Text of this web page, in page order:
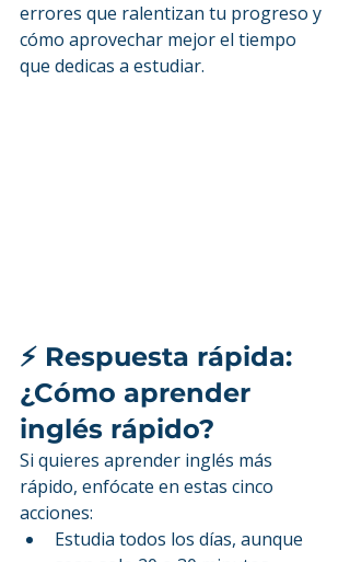
errores que ralentizan tu progreso y
cómo aprovechar mejor el tiempo
que dedicas a estudiar.
⚡ Respuesta rápida:
¿Cómo aprender
inglés rápido?
Si quieres aprender inglés más
rápido, enfócate en estas cinco
acciones:
Estudia todos los días, aunque